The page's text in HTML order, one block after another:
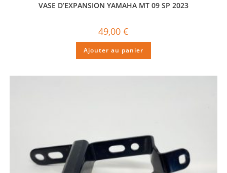
VASE D’EXPANSION YAMAHA MT 09 SP 2023
49,00 €
Ajouter au panier